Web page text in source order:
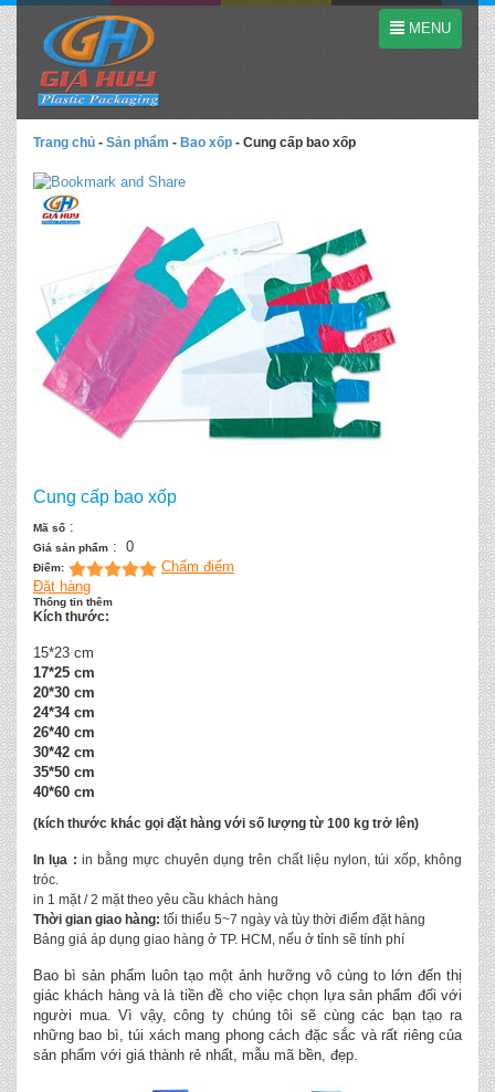
MENU
Trang chủ - Sản phẩm - Bao xốp - Cung cấp bao xốp
Cung cấp bao xốp
Mã số :
Giá sản phẩm : 0
Điểm:
Chấm điểm
Đặt hàng
Thông tin thêm
Kích thước:
15*23 cm
17*25 cm
20*30 cm
24*34 cm
26*40 cm
30*42 cm
35*50 cm
40*60 cm
(kích thước khác gọi đặt hàng với số lượng từ 100 kg trở lên)
In lụa : in bằng mực chuyên dụng trên chất liệu nylon, túi xốp, không
tróc.
in 1 mặt / 2 mặt theo yêu cầu khách hàng
Thời gian giao hàng: tối thiểu 5~7 ngày và tùy thời điểm đặt hàng
Bảng giá áp dụng giao hàng ở TP. HCM, nếu ở tỉnh sẽ tính phí
Bao bì sản phẩm luôn tạo một ảnh hưỡng vô cùng to lớn đến thị
giác khách hàng và là tiền đề cho việc chọn lựa sản phẩm đối với
người mua. Vì vậy, công ty chúng tôi sẽ cùng các bạn tạo ra
những bao bì, túi xách mang phong cách đặc sắc và rất riêng của
sản phẩm với giá thành rẻ nhất, mẫu mã bền, đẹp.